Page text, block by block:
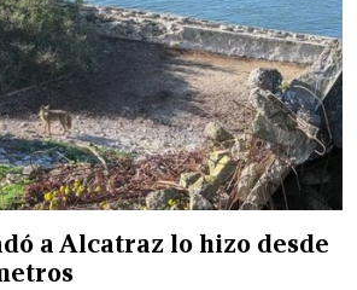
a Alcatraz lo hizo desde